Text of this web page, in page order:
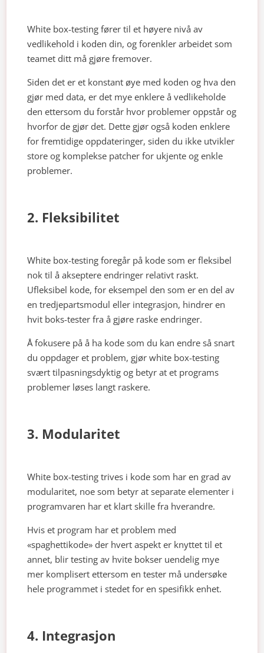
White box-testing fører til et høyere nivå av
vedlikehold i koden din, og forenkler arbeidet som
teamet ditt må gjøre fremover.
Siden det er et konstant øye med koden og hva den
gjør med data, er det mye enklere å vedlikeholde
den ettersom du forstår hvor problemer oppstår og
hvorfor de gjør det. Dette gjør også koden enklere
for fremtidige oppdateringer, siden du ikke utvikler
store og komplekse patcher for ukjente og enkle
problemer.
2. Fleksibilitet
White box-testing foregår på kode som er fleksibel
nok til å akseptere endringer relativt raskt.
Ufleksibel kode, for eksempel den som er en del av
en tredjepartsmodul eller integrasjon, hindrer en
hvit boks-tester fra å gjøre raske endringer.
Å fokusere på å ha kode som du kan endre så snart
du oppdager et problem, gjør white box-testing
svært tilpasningsdyktig og betyr at et programs
problemer løses langt raskere.
3. Modularitet
White box-testing trives i kode som har en grad av
modularitet, noe som betyr at separate elementer i
programvaren har et klart skille fra hverandre.
Hvis et program har et problem med
«spaghettikode» der hvert aspekt er knyttet til et
annet, blir testing av hvite bokser uendelig mye
mer komplisert ettersom en tester må undersøke
hele programmet i stedet for en spesifikk enhet.
4. Integrasjon